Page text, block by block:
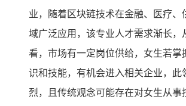
业，随着区块链技术在金融、医疗、
域广泛应用，该专业人才需求渐长，
看，市场有一定岗位供给，女生若掌
识和技能，有机会进入相关企业，此
烈，且传统观念可能存在对女生从事